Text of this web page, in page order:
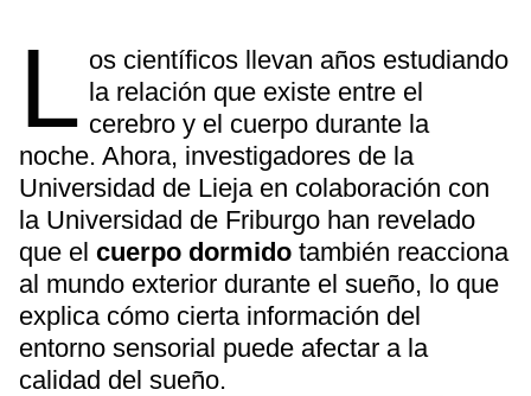
L os científicos llevan años estudiando
la relación que existe entre el
cerebro y el cuerpo durante la
noche. Ahora, investigadores de la
Universidad de Lieja en colaboración con
la Universidad de Friburgo han revelado
que el cuerpo dormido también reacciona
al mundo exterior durante el sueño, lo que
explica cómo cierta información del
entorno sensorial puede afectar a la
calidad del sueño.